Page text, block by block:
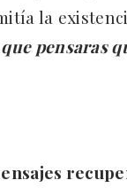
la
pensaras